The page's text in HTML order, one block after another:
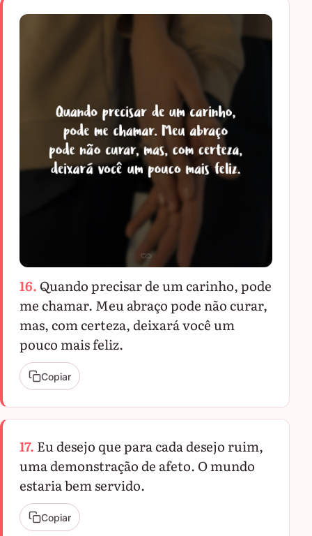
16. Quando precisar de um carinho, pode
me chamar. Meu abraço pode não curar,
mas, com certeza, deixará você um
pouco mais feliz.
Copiar
17. Eu desejo que para cada desejo ruim,
uma demonstração de afeto. O mundo
estaria bem servido.
Copiar